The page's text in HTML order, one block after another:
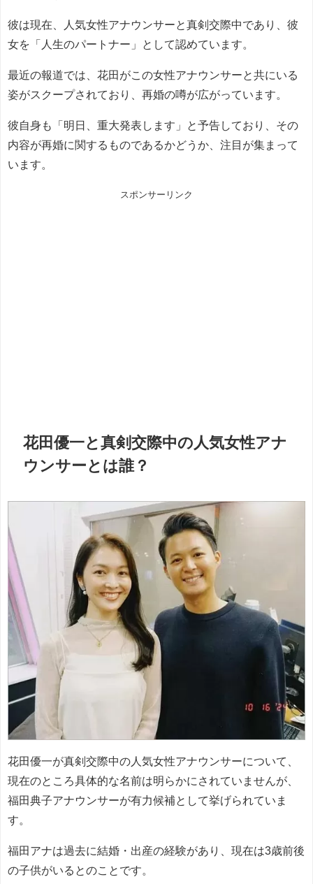
彼は現在、人気女性アナウンサーと真剣交際中であり、彼
女を「人生のパートナー」として認めています。
最近の報道では、花田がこの女性アナウンサーと共にいる
姿がスクープされており、再婚の噂が広がっています。
彼自身も「明日、重大発表します」と予告しており、その
内容が再婚に関するものであるかどうか、注目が集まって
います。
スポンサーリンク
花田優一と真剣交際中の人気女性アナ
ウンサーとは誰？
花田優一が真剣交際中の人気女性アナウンサーについて、
現在のところ具体的な名前は明らかにされていませんが、
福田典子アナウンサーが有力候補として挙げられていま
す。
福田アナは過去に結婚・出産の経験があり、現在は3歳前後
の子供がいるとのことです。